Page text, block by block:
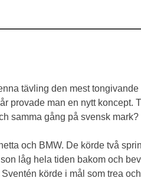
tävling den mest
provade man en nytt koncept.
samma gång på svensk mark?
och BMW. De körde två
låg hela tiden bakom och
körde i mål som trea